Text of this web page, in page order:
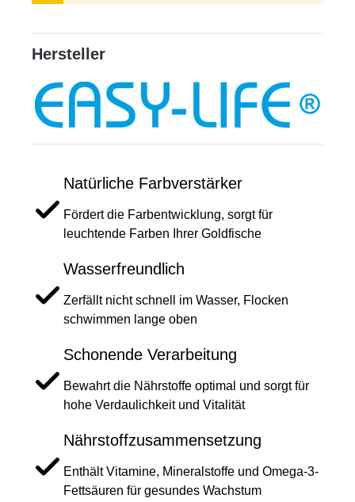
Hersteller
Natürliche Farbverstärker
Fördert die Farbentwicklung, sorgt für
leuchtende Farben Ihrer Goldfische
Wasserfreundlich
Zerfällt nicht schnell im Wasser, Flocken
schwimmen lange oben
Schonende Verarbeitung
Bewahrt die Nährstoffe optimal und sorgt für
hohe Verdaulichkeit und Vitalität
Nährstoffzusammensetzung
Enthält Vitamine, Mineralstoffe und Omega-3-
Fettsäuren für gesundes Wachstum